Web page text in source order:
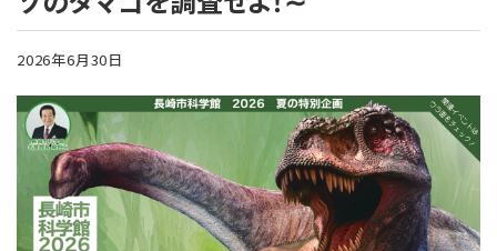
2026年6月30日